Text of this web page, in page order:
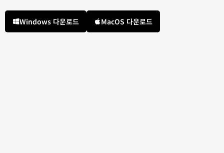
Windows 다운로드 MacOS 다운로드